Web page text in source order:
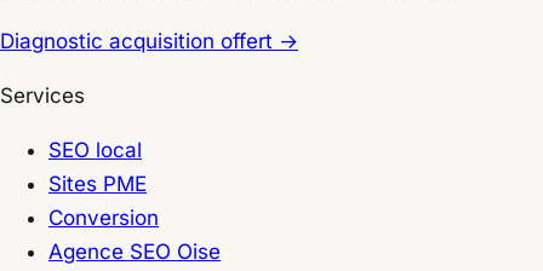
Diagnostic acquisition offert →
Services
SEO local
Sites PME
Conversion
Agence SEO Oise